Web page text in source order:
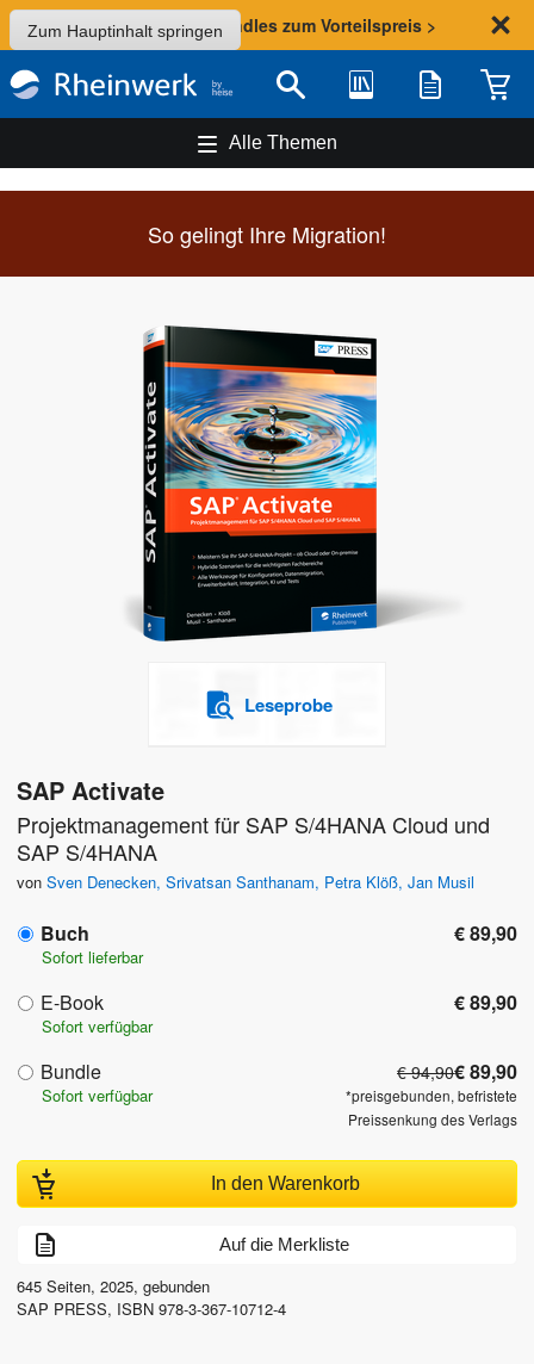
Zum Hauptinhalt springen
Sommer-Aktion: Bundles zum Vorteilspreis >
Suche Bibliothek Merkliste
Alle Themen
So gelingt Ihre Migration!
Leseprobe
SAP Activate
Projektmanagement für SAP S/4HANA Cloud und
SAP S/4HANA
von Sven Denecken, Srivatsan Santhanam, Petra Klöß, Jan Musil
Buch € 89,90
Sofort lieferbar
E-Book € 89,90
Sofort verfügbar
Bundle € 94,90€ 89,90
*preisgebunden, befristete
Preissenkung des Verlags
Sofort verfügbar
In den Warenkorb
Auf die Merkliste
645 Seiten, 2025, gebunden
SAP PRESS, ISBN 978-3-367-10712-4